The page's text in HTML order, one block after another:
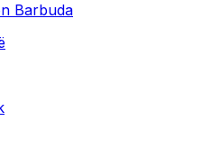
Barbuda